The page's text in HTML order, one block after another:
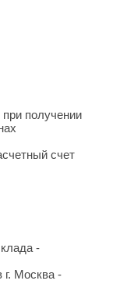
получении
счет
-
Москва -